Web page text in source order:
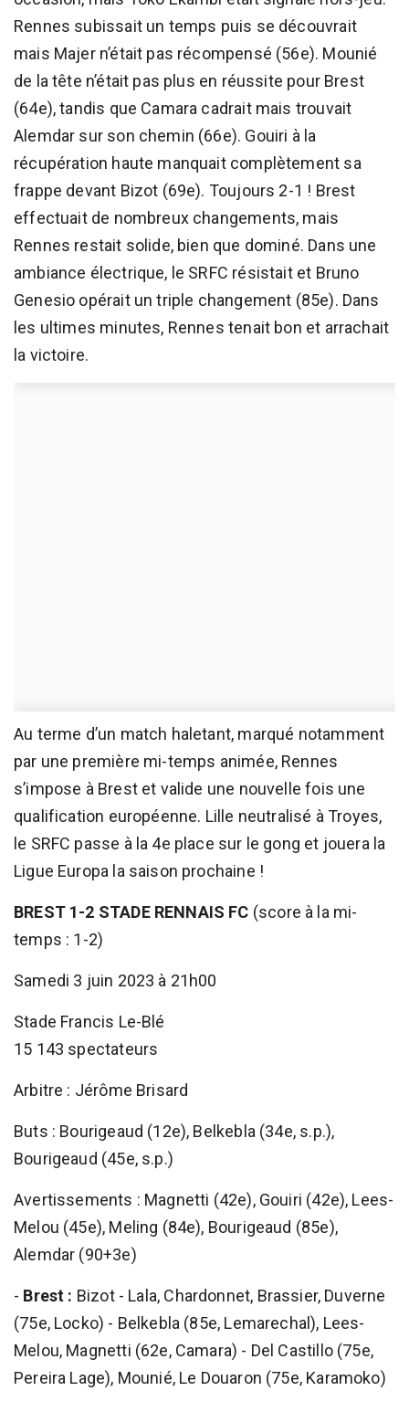
Rennes subissait un temps puis se découvrait
mais Majer n’était pas récompensé (56e). Mounié
de la tête n’était pas plus en réussite pour Brest
(64e), tandis que Camara cadrait mais trouvait
Alemdar sur son chemin (66e). Gouiri à la
récupération haute manquait complètement sa
frappe devant Bizot (69e). Toujours 2-1 ! Brest
effectuait de nombreux changements, mais
Rennes restait solide, bien que dominé. Dans une
ambiance électrique, le SRFC résistait et Bruno
Genesio opérait un triple changement (85e). Dans
les ultimes minutes, Rennes tenait bon et arrachait
la victoire.
Au terme d’un match haletant, marqué notamment
par une première mi-temps animée, Rennes
s’impose à Brest et valide une nouvelle fois une
qualification européenne. Lille neutralisé à Troyes,
le SRFC passe à la 4e place sur le gong et jouera la
Ligue Europa la saison prochaine !
BREST 1-2 STADE RENNAIS FC (score à la mi-
temps : 1-2)
Samedi 3 juin 2023 à 21h00
Stade Francis Le-Blé
15 143 spectateurs
Arbitre : Jérôme Brisard
Buts : Bourigeaud (12e), Belkebla (34e, s.p.),
Bourigeaud (45e, s.p.)
Avertissements : Magnetti (42e), Gouiri (42e), Lees-
Melou (45e), Meling (84e), Bourigeaud (85e),
Alemdar (90+3e)
- Brest : Bizot - Lala, Chardonnet, Brassier, Duverne
(75e, Locko) - Belkebla (85e, Lemarechal), Lees-
Melou, Magnetti (62e, Camara) - Del Castillo (75e,
Pereira Lage), Mounié, Le Douaron (75e, Karamoko)